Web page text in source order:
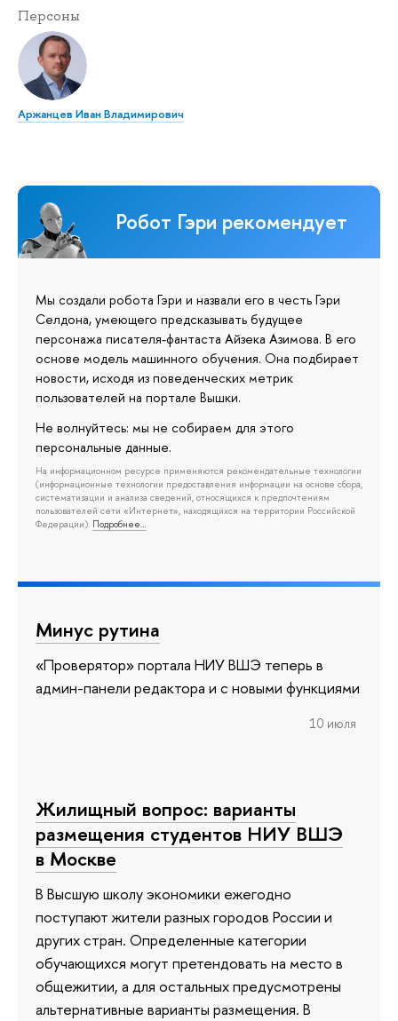
Персоны
Аржанцев Иван Владимирович
Робот Гэри рекомендует
Мы создали робота Гэри и назвали его в честь Гэри
Селдона, умеющего предсказывать будущее
персонажа писателя-фантаста Айзека Азимова. В его
основе модель машинного обучения. Она подбирает
новости, исходя из поведенческих метрик
пользователей на портале Вышки.
Не волнуйтесь: мы не собираем для этого
персональные данные.
На информационном ресурсе применяются рекомендательные технологии
(информационные технологии предоставления информации на основе сбора,
систематизации и анализа сведений, относящихся к предпочтениям
пользователей сети «Интернет», находящихся на территории Российской
Федерации). Подробнее…
Минус рутина
«Проверятор» портала НИУ ВШЭ теперь в
админ-панели редактора и с новыми функциями
10 июля
Жилищный вопрос: варианты
размещения студентов НИУ ВШЭ
в Москве
В Высшую школу экономики ежегодно
поступают жители разных городов России и
других стран. Определенные категории
обучающихся могут претендовать на место в
общежитии, а для остальных предусмотрены
альтернативные варианты размещения. В